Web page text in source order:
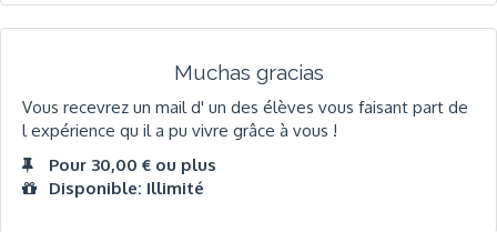
Muchas gracias
Vous recevrez un mail d' un des élèves vous faisant part de
l expérience qu il a pu vivre grâce à vous !
Pour 30,00 € ou plus
Disponible: Illimité